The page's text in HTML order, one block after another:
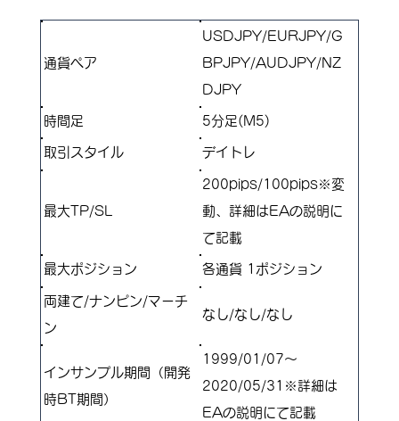
通貨ペア
USDJPY/EURJPY/G
BPJPY/AUDJPY/NZ
DJPY
​時間足 5分足(M5)
取引スタイル ​デイトレ
最大TP/SL
200pips/100pips※変
動、詳細はEAの説明に
て記載
​最大ポジション 各通貨 1ポジション
両建て/ナンピン/マーチ
ン
​なし/なし/なし
インサンプル期間（開発
時BT期間）
1999/01/07～
2020/05/31※詳細は
EAの説明にて記載